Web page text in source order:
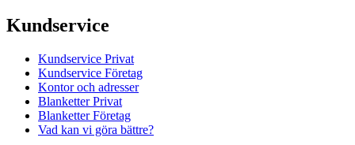
Kundservice
Kundservice Privat
Kundservice Företag
Kontor och adresser
Blanketter Privat
Blanketter Företag
Vad kan vi göra bättre?